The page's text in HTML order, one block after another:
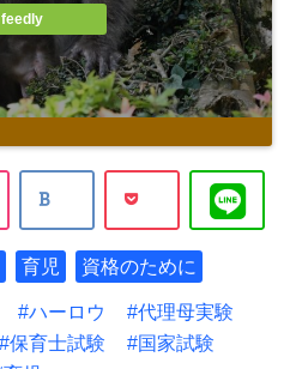
feedly
育児 資格のために
ハーロウ
代理母実験
保育士試験
国家試験